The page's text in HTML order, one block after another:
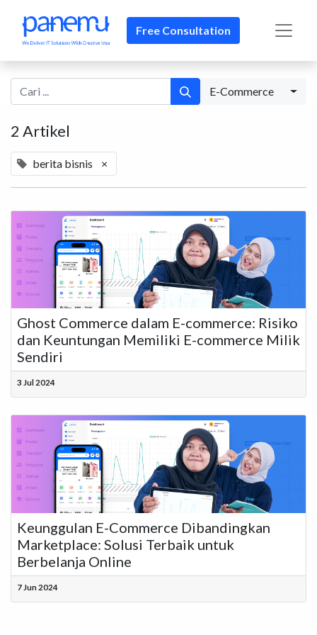
Free Consultation
E-Commerce
2 Artikel
berita bisnis ×
Ghost Commerce dalam E-commerce: Risiko
dan Keuntungan Memiliki E-commerce Milik
Sendiri
3 Jul 2024
Keunggulan E-Commerce Dibandingkan
Marketplace: Solusi Terbaik untuk
Berbelanja Online
7 Jun 2024